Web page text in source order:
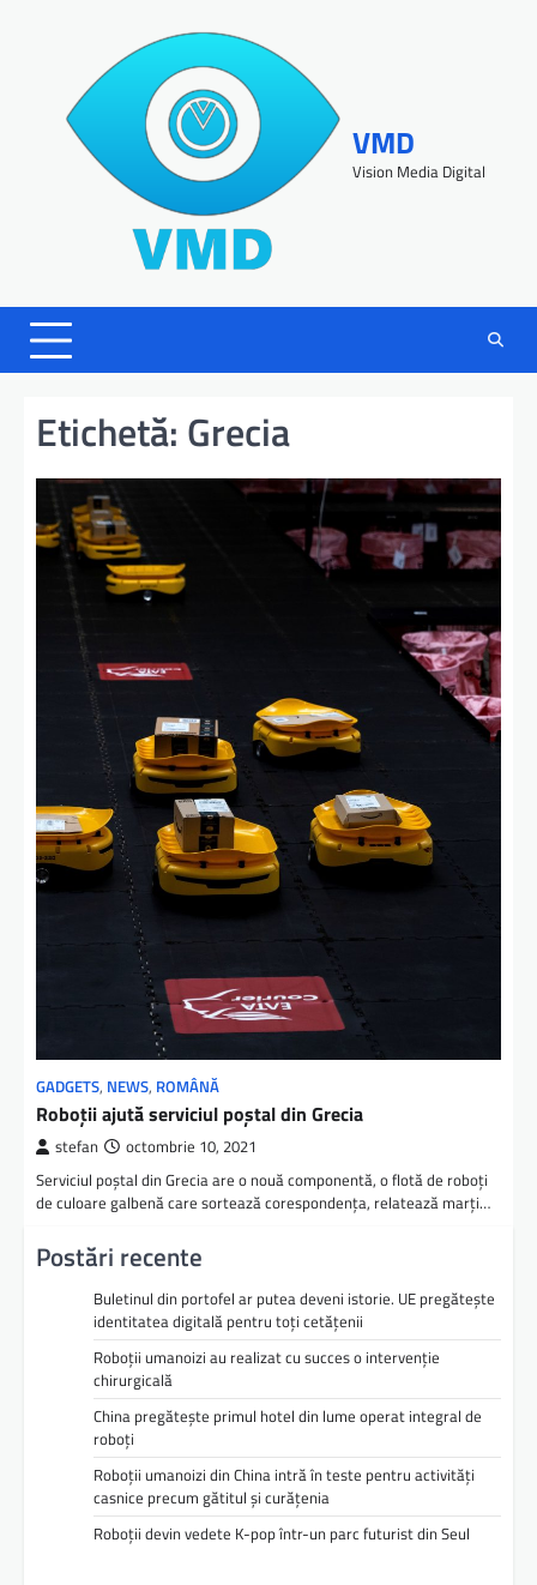
VMD
Vision Media Digital
Etichetă: Grecia
GADGETS, NEWS, ROMÂNĂ
Roboţii ajută serviciul poştal din Grecia
stefan octombrie 10, 2021
Serviciul poştal din Grecia are o nouă componentă, o flotă de roboţi
de culoare galbenă care sortează corespondenţa, relatează marţi…
Postări recente
Buletinul din portofel ar putea deveni istorie. UE pregătește
identitatea digitală pentru toți cetățenii
Roboții umanoizi au realizat cu succes o intervenție
chirurgicală
China pregătește primul hotel din lume operat integral de
roboți
Roboții umanoizi din China intră în teste pentru activități
casnice precum gătitul și curățenia
Roboții devin vedete K-pop într-un parc futurist din Seul